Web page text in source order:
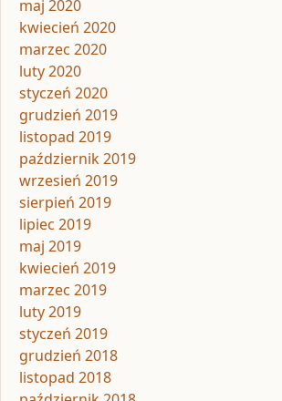
maj 2020
kwiecień 2020
marzec 2020
luty 2020
styczeń 2020
grudzień 2019
listopad 2019
październik 2019
wrzesień 2019
sierpień 2019
lipiec 2019
maj 2019
kwiecień 2019
marzec 2019
luty 2019
styczeń 2019
grudzień 2018
listopad 2018